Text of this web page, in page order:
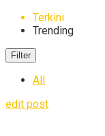
Terkini
Trending
Filter
All
edit post